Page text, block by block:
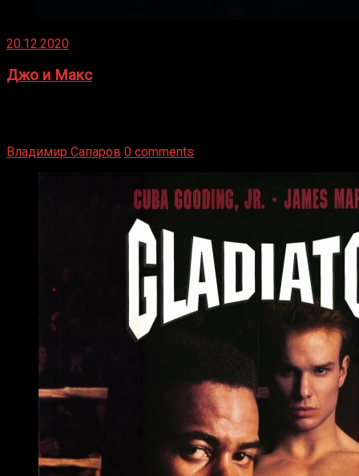
20.12.2020
Джо и Макс
Владимир Сапаров 0 comments